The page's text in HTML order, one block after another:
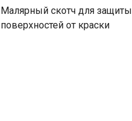
Малярный скотч для защиты
поверхностей от краски